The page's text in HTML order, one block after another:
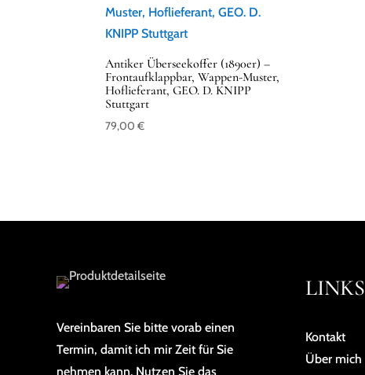
Antiker Überseekoffer (1890er) –
Frontaufklappbar, Wappen-Muster,
Hoflieferant, GEO. D. KNIPP
Stuttgart
79,00€
Vereinbaren Sie bitte vorab einen
Termin, damit ich mir Zeit für Sie
nehmen kann. Nutzen Sie das
LINKS
Kontakt
Über mich